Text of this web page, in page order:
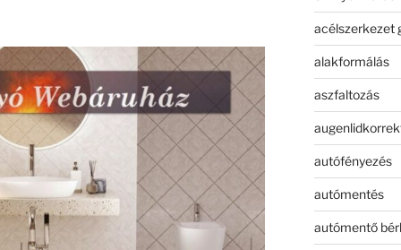
acélszerkezet
alakformálás
aszfaltozás
autófényezés
autómentés
autómentő